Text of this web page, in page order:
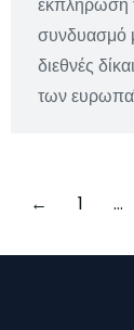
συνδυασμό
διεθνές
των
← 1 …